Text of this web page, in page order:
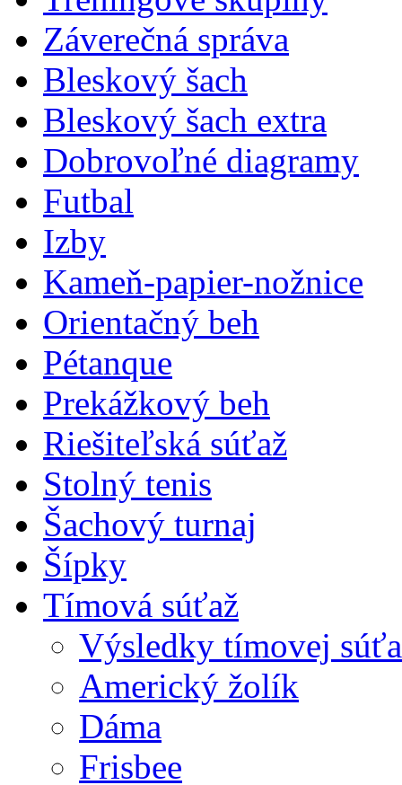
Záverečná správa
Bleskový šach
Bleskový šach extra
Dobrovoľné diagramy
Futbal
Izby
Kameň-papier-nožnice
Orientačný beh
Pétanque
Prekážkový beh
Riešiteľská súťaž
Stolný tenis
Šachový turnaj
Šípky
Tímová súťaž
Výsledky tímovej
Americký žolík
Dáma
Frisbee